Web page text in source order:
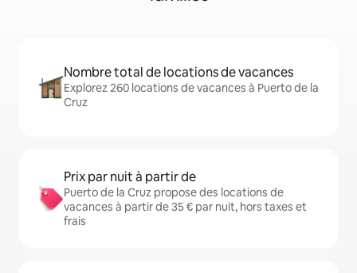
Nombre total de locations de vacances
Explorez 260 locations de vacances à Puerto de la
Cruz
Prix par nuit à partir de
Puerto de la Cruz propose des locations de
vacances à partir de 35 € par nuit, hors taxes et
frais